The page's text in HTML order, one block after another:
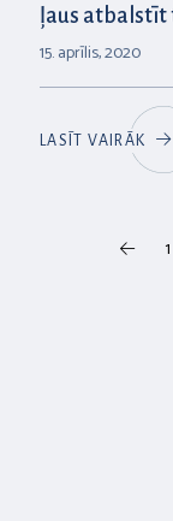
ļaus atbalstīt
visvairāk”
15. aprīlis, 2020
LASĪT VAIRĀK
1